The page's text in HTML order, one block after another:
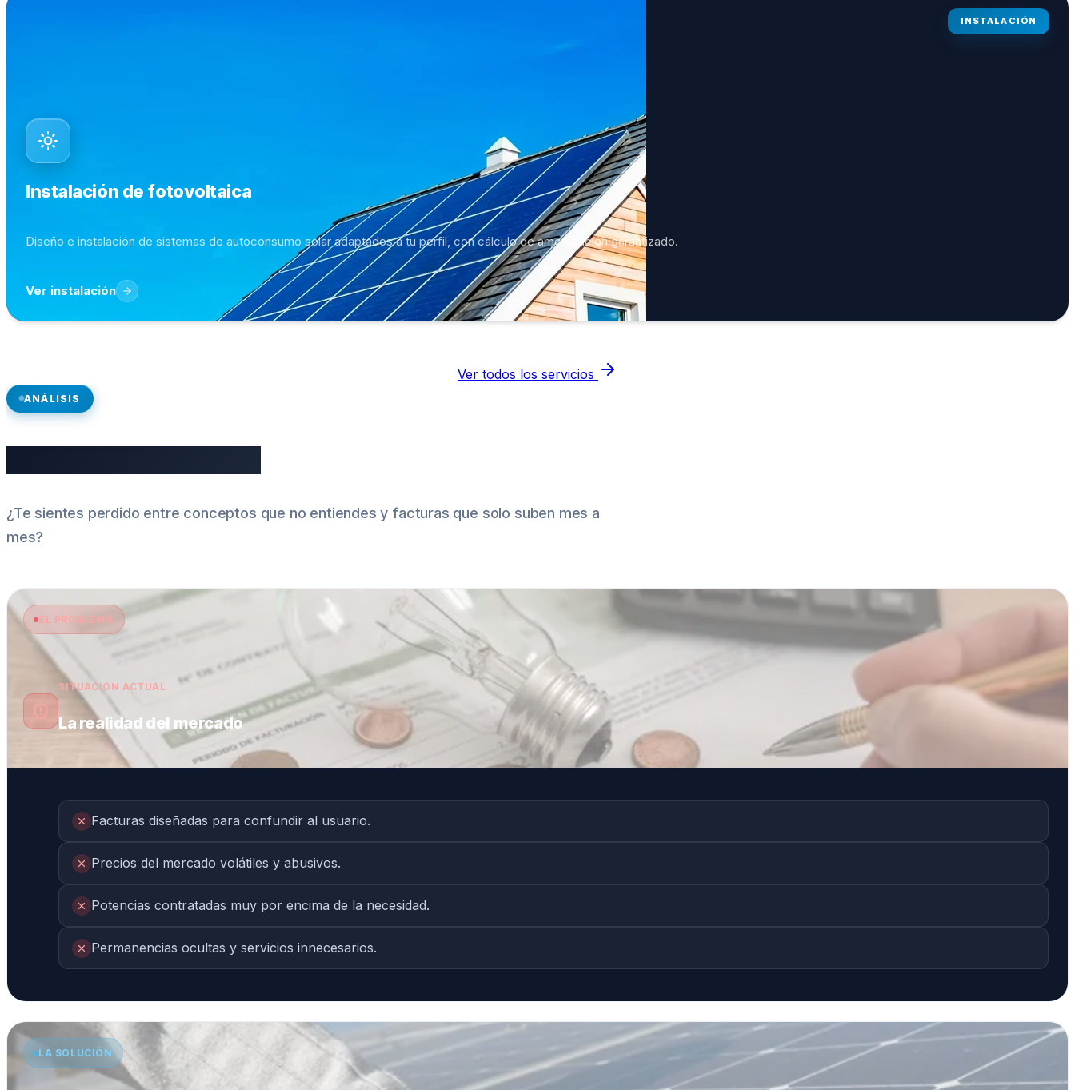
INSTALACIÓN
Instalación de fotovoltaica
Diseño e instalación de sistemas de autoconsumo solar adaptados a tu perfil, con cálculo de amortización garantizado.
Ver instalación
Ver todos los servicios
ANÁLISIS
¿Te sientes perdido entre conceptos que no entiendes y facturas que solo suben mes a
mes?
EL PROBLEMA
SITUACIÓN ACTUAL
La realidad del mercado
Facturas diseñadas para confundir al usuario.
Precios del mercado volátiles y abusivos.
Potencias contratadas muy por encima de la necesidad.
Permanencias ocultas y servicios innecesarios.
LA SOLUCIÓN